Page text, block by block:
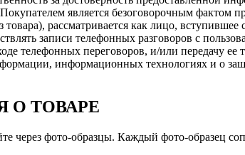
является безоговорочным
рассматривается как лицо,
записи телефонных разговоров с
телефонных переговоров, и/или передачу
информационных технологиях и о
О ТОВАРЕ
через фото-образцы. Каждый фото-образец